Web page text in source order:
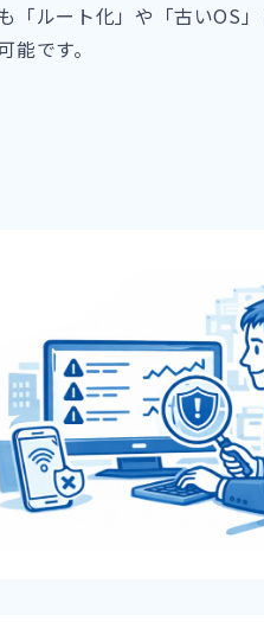
「ルート化」や「古いOS
です。